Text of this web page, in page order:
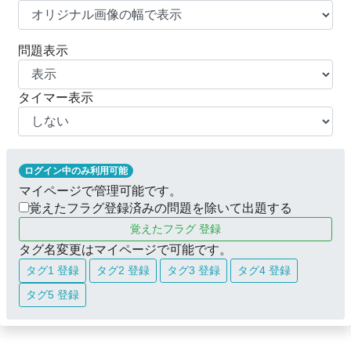
問題表示
タイマー表示
ログイン中のみ利用可能
マイページで管理可能です。
覚えたフラグ登録済みの問題を除いて出題する
覚えたフラグ 登録
タグ名変更はマイページで可能です。
タグ1 登録 タグ2 登録 タグ3 登録
タグ4 登録
タグ5 登録